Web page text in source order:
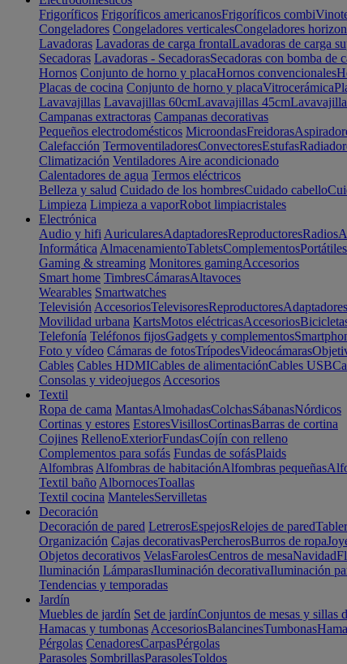
Frigoríficos Frigoríficos americanosFrigoríficos combi
Congeladores Congeladores verticalesCongeladores
Lavadoras Lavadoras de carga frontalLavadoras de carga
Secadoras Lavadoras - SecadorasSecadoras con bomba de
Hornos Conjunto de horno y placaHornos convencionales
Placas de cocina Conjunto de horno y placaVitrocerámica
Lavavajillas Lavavajillas 60cmLavavajillas 45cm
Campanas extractoras Campanas decorativas
Pequeños electrodomésticos MicroondasFreidoras
Calefacción TermoventiladoresConvectoresEstufas
Climatización Ventiladores Aire acondicionado
Calentadores de agua Termos eléctricos
Belleza y salud Cuidado de los hombresCuidado cabello
Limpieza Limpieza a vaporRobot limpiacristales
Electrónica
Audio y hifi AuricularesAdaptadoresReproductoresRadios
Informática AlmacenamientoTabletsComplementosPortátiles
Gaming & streaming Monitores gamingAccesorios
Smart home TimbresCámarasAltavoces
Wearables Smartwatches
Televisión AccesoriosTelevisoresReproductoresAdaptadores
Movilidad urbana KartsMotos eléctricasAccesorios
Telefonía Teléfonos fijosGadgets y complementos
Foto y vídeo Cámaras de fotosTrípodesVideocámaras
Cables Cables HDMICables de alimentaciónCables USB
Consolas y videojuegos Accesorios
Textil
Ropa de cama MantasAlmohadasColchasSábanasNórdicos
Cortinas y estores EstoresVisillosCortinasBarras de cortina
Cojines RellenoExteriorFundasCojín con relleno
Complementos para sofás Fundas de sofásPlaids
Alfombras Alfombras de habitaciónAlfombras pequeñas
Textil baño AlbornocesToallas
Textil cocina MantelesServilletas
Decoración
Decoración de pared LetrerosEspejosRelojes de pared
Organización Cajas decorativasPercherosBurros de ropa
Objetos decorativos VelasFarolesCentros de mesaNavidad
Iluminación LámparasIluminación decorativaIluminación
Tendencias y temporadas
Jardín
Muebles de jardín Set de jardínConjuntos de mesas y sillas
Hamacas y tumbonas AccesoriosBalancinesTumbonas
Pérgolas CenadoresCarpasPérgolas
Parasoles SombrillasParasolesToldos